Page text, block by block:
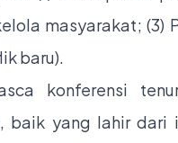
masyarakat; (3)
baru).
konferensi
baik yang lahir